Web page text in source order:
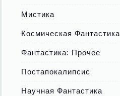
Мистика
Космическая Фантастика
Фантастика: Прочее
Постапокалипсис
Научная Фантастика